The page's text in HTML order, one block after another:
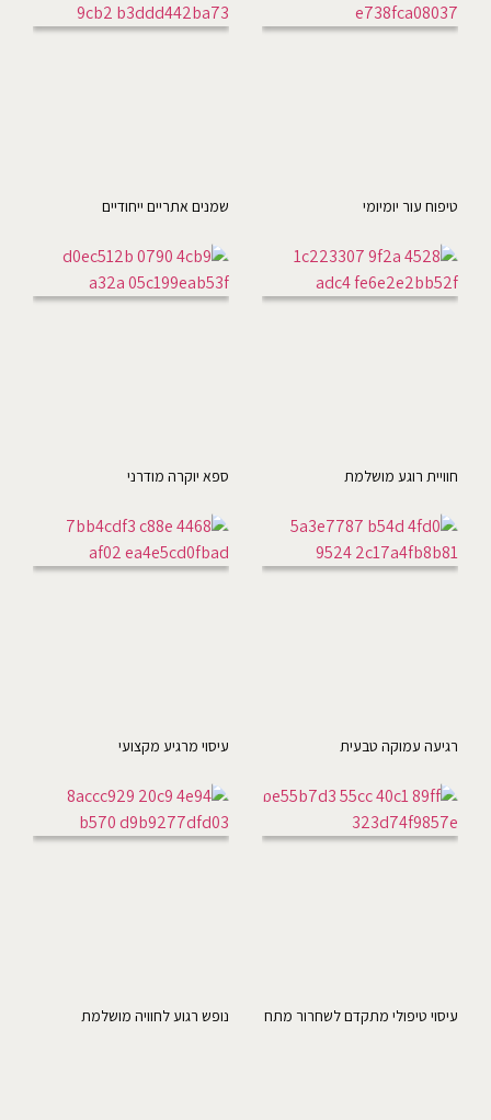
טיפוח עור יומיומי שמנים אתריים ייחודיים
חוויית רוגע מושלמת ספא יוקרה מודרני
רגיעה עמוקה טבעית עיסוי מרגיע מקצועי
עיסוי טיפולי מתקדם לשחרור מתח נופש רגוע לחוויה מושלמת